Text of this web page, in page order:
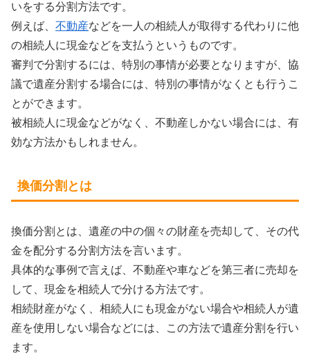
いをする分割方法です。
例えば、 不動産などを一人の相続人が取得する代わりに他
の相続人に現金などを支払うというものです。
審判で分割するには、特別の事情が必要となりますが、協
議で遺産分割する場合には、特別の事情がなくとも行うこ
とができます。
被相続人に現金などがなく、不動産しかない場合には、有
効な方法かもしれません。
換価分割とは
換価分割とは、遺産の中の個々の財産を売却して、その代
金を配分する分割方法を言います。
具体的な事例で言えば、不動産や車などを第三者に売却を
して、現金を相続人で分ける方法です。
相続財産がなく、相続人にも現金がない場合や相続人が遺
産を使用しない場合などには、この方法で遺産分割を行い
ます。